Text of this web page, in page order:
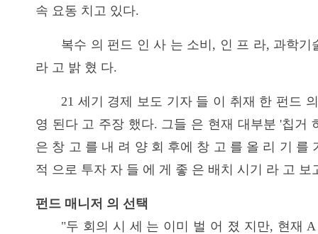
속 요동 치고 있다.
복수 의 펀드 인 사 는 소비, 인 프 라, 과학
라 고 밝 혔 다.
21 세기 경제 보도 기자 들 이 취재 한 펀드
영 된다 고 주장 했다. 그들 은 현재 대부분 '칩거
은 창 고 를 내 려 양 회 후에 창 고 를 올 리 기 를
적 으로 투자 자 들 에 게 좋 은 배치 시기 라 고 보
펀드 매니저 의 선택
"두 회의 시 세 는 이미 벌 어 졌 지만, 현재